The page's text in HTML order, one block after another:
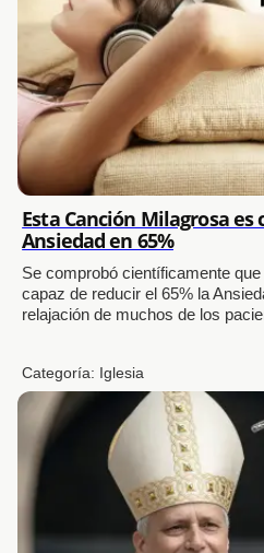
Esta Canción Milagrosa es
Ansiedad en 65%
Se comprobó científicamente
capaz de reducir el 65% la
relajación de muchos de los
Categoría: Iglesia